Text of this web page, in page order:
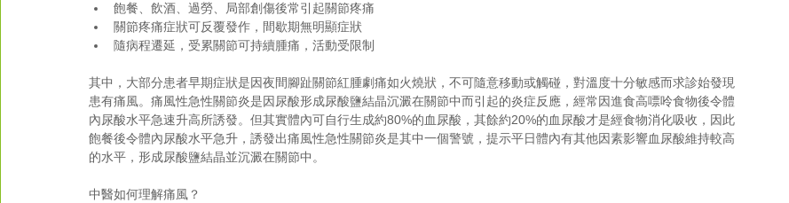
飽餐、飲酒、過勞、局部創傷後常引起關節疼痛
關節疼痛症狀可反覆發作，間歇期無明顯症狀
隨病程遷延，受累關節可持續腫痛，活動受限制
其中，大部分患者早期症狀是因夜間腳趾關節紅腫劇痛如火燒狀，不可隨意移動或觸碰，對溫度十分敏感而求診始發現
患有痛風。痛風性急性關節炎是因尿酸形成尿酸鹽結晶沉澱在關節中而引起的炎症反應，經常因進食高嘌呤食物後令體
內尿酸水平急速升高所誘發。但其實體內可自行生成約80%的血尿酸，其餘約20%的血尿酸才是經食物消化吸收，因此
飽餐後令體內尿酸水平急升，誘發出痛風性急性關節炎是其中一個警號，提示平日體內有其他因素影響血尿酸維持較高
的水平，形成尿酸鹽結晶並沉澱在關節中。
中醫如何理解痛風？